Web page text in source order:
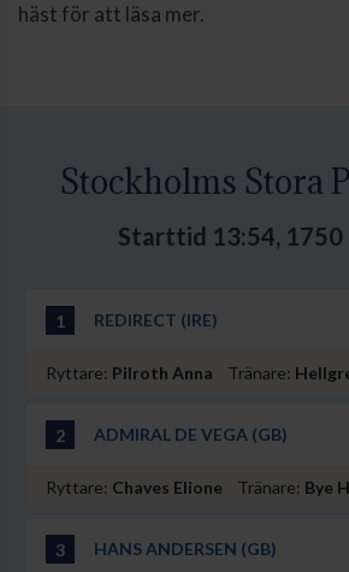
häst för att läsa mer.
Stockholms Stora
Starttid 13:54, 1750
1 REDIRECT (IRE)
Ryttare: Pilroth Anna Tränare:
2 ADMIRAL DE VEGA (GB)
Ryttare: Chaves Elione Tränare: Bye
3 HANS ANDERSEN (GB)